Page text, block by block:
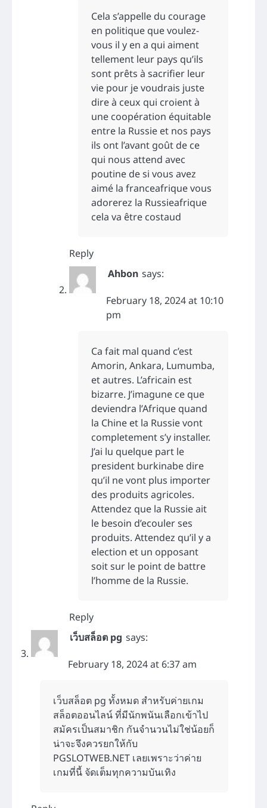
Cela s’appelle du courage
en politique que voulez-
vous il y en a qui aiment
tellement leur pays qu’ils
sont prêts à sacrifier leur
vie pour je voudrais juste
dire à ceux qui croient à
une coopération équitable
entre la Russie et nos pays
ils ont l’avant goût de ce
qui nous attend avec
poutine de si vous avez
aimé la franceafrique vous
adorerez la Russieafrique
cela va être costaud
Reply
Ahbon says:
February 18, 2024 at 10:10
pm
Ca fait mal quand c’est
Amorin, Ankara, Lumumba,
et autres. L’africain est
bizarre. J’imagune ce que
deviendra l’Afrique quand
la Chine et la Russie vont
completement s’y installer.
J’ai lu quelque part le
president burkinabe dire
qu’il ne vont plus importer
des produits agricoles.
Attendez que la Russie ait
le besoin d’ecouler ses
produits. Attendez qu’il y a
election et un opposant
soit sur le point de battre
l’homme de la Russie.
Reply
เว็บสล็อต pg says:
February 18, 2024 at 6:37 am
เว็บสล็อต pg ทั้งหมด สำหรับค่ายเกม
สล็อตออนไลน์ ที่มีนักพนันเลือกเข้าไป
สมัครเป็นสมาชิก กันจำนวนไม่ใช่น้อยก็
น่าจะจึงควรยกให้กับ
PGSLOTWEB.NET เลยเพราะว่าค่าย
เกมที่นี้ จัดเต็มทุกความบันเทิง